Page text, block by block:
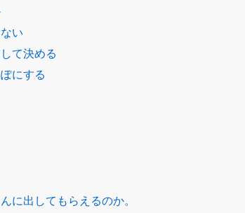
い
て決める
にする
に出してもらえるのか。